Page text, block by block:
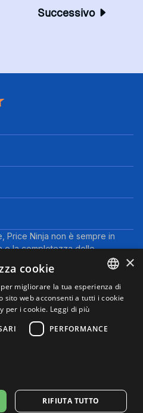
Successivo
Price Ninja non è sempre in
o la completezza delle
Pertanto, a causa della natura
di divergenze tra le
Ninja e quelle presenti sul
fede queste ultime. I prezzi
ad eccezione dei veicoli nuovi
di spedizione).
Partner di eBay. Potremmo
gli acquisti idonei effettuati
pagina.
ENGLISH
×
cookie
migliorare la tua esperienza di
sito web acconsenti a tutti i cookie
per i cookie. Leggi di più
PERFORMANCE
RIFIUTA TUTTO